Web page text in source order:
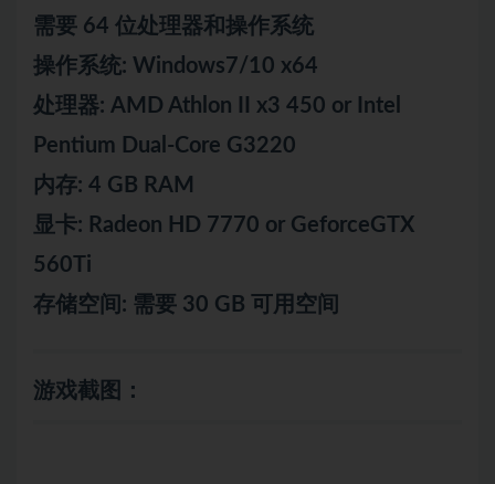
需要 64 位处理器和操作系统
操作系统: Windows7/10 x64
处理器: AMD Athlon II x3 450 or Intel
Pentium Dual-Core G3220
内存: 4 GB RAM
显卡: Radeon HD 7770 or GeforceGTX
560Ti
存储空间: 需要 30 GB 可用空间
游戏截图：